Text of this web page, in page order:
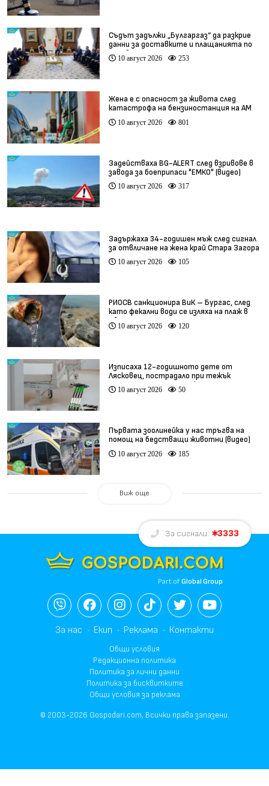
Съдът задължи „Булгаргаз“ да разкрие
данни за доставките и плащанията по
договора с „Боташ“
10 август 2026 253
Жена е с опасност за живота след
катастрофа на бензиностанция на АМ
„Хемус“
10 август 2026 801
Задействаха BG-ALERT след взривове в
завода за боеприпаси "ЕМКО" (видео)
10 август 2026 317
Задържаха 34-годишен мъж след сигнал
за отвличане на жена край Стара Загора
10 август 2026 105
РИОСВ санкционира ВиК – Бургас, след
като фекални води се изляха на плаж в
Свети Влас
10 август 2026 120
Изписаха 12-годишното дете от
Лясковец, пострадало при тежък
инцидент с тротинетка
10 август 2026 50
Първата зоолинейка у нас тръгва на
помощ на бедстващи животни (видео)
10 август 2026 185
Виж още
За сигнали: 3333
Part ofGlobal Group
За нас Екип Реклама Контакти
Общи условия
Редакционна политика
Политика за лични данни
Политика за бисквитките
Общи условия за реклама
© 2003-2026 Gospodari.com, Всички права запазени.